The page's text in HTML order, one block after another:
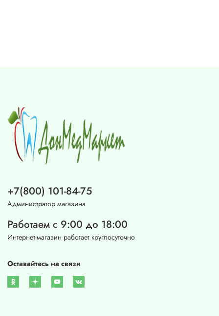
+7(800) 101-84-75
Администратор магазина
Работаем с 9:00 до 18:00
Интернет-магазин работает круглосуточно
Оставайтесь на связи